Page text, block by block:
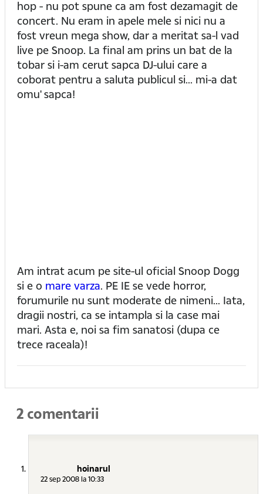
hop - nu pot spune ca am fost dezamagit de
concert. Nu eram in apele mele si nici nu a
fost vreun mega show, dar a meritat sa-l vad
live pe Snoop. La final am prins un bat de la
tobar si i-am cerut sapca DJ-ului care a
coborat pentru a saluta publicul si... mi-a dat
omu' sapca!
Am intrat acum pe site-ul oficial Snoop Dogg
si e o mare varza. PE IE se vede horror,
forumurile nu sunt moderate de nimeni... Iata,
dragii nostri, ca se intampla si la case mai
mari. Asta e, noi sa fim sanatosi (dupa ce
trece raceala)!
2 comentarii
hoinarul
22 sep 2008 la 10:33